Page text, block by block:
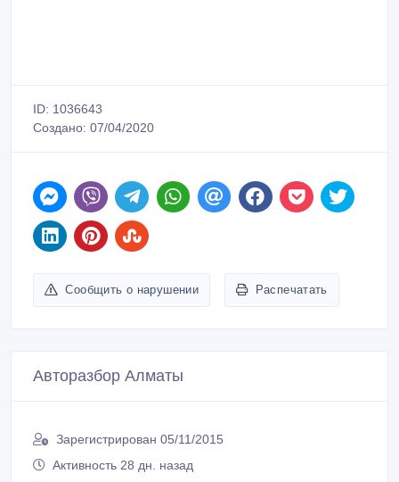
ID: 1036643
Создано: 07/04/2020
Сообщить о нарушении Распечатать
Авторазбор Алматы
Зарегистрирован 05/11/2015
Активность 28 дн. назад